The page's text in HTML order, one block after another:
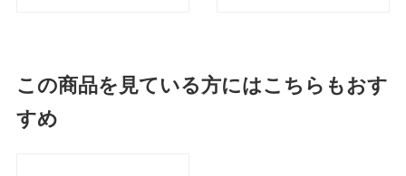
この商品を見ている方にはこちらもおす
すめ